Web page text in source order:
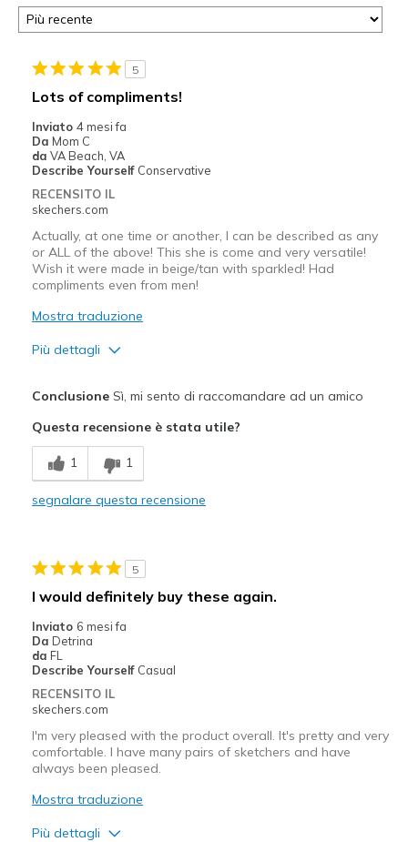
5
Lots of compliments!
Inviato 4 mesi fa
Da Mom C
da VA Beach, VA
Describe Yourself Conservative
RECENSITO IL
skechers.com
Actually, at one time or another, I can be described as any
or ALL of the above! This she is come and very versatile!
Wish it were made in beige/tan with sparkled! Had
compliments even from men!
Mostra traduzione
Più dettagli
Breathe Well
Comfortable
Migliori Utilizzi:
Going Out
Travel
Width
Feels true to width
Sizing
View On Shoes
ConclusioneSì, mi sento di raccomandare ad un amico
Questa recensione è stata utile?
1 1
segnalare questa recensione
5
I would definitely buy these again.
Inviato 6 mesi fa
Da Detrina
da FL
Describe Yourself Casual
RECENSITO IL
skechers.com
I'm very pleased with the product overall. It's pretty and very
comfortable. I have many pairs of sketchers and have
always been pleased.
Mostra traduzione
Più dettagli